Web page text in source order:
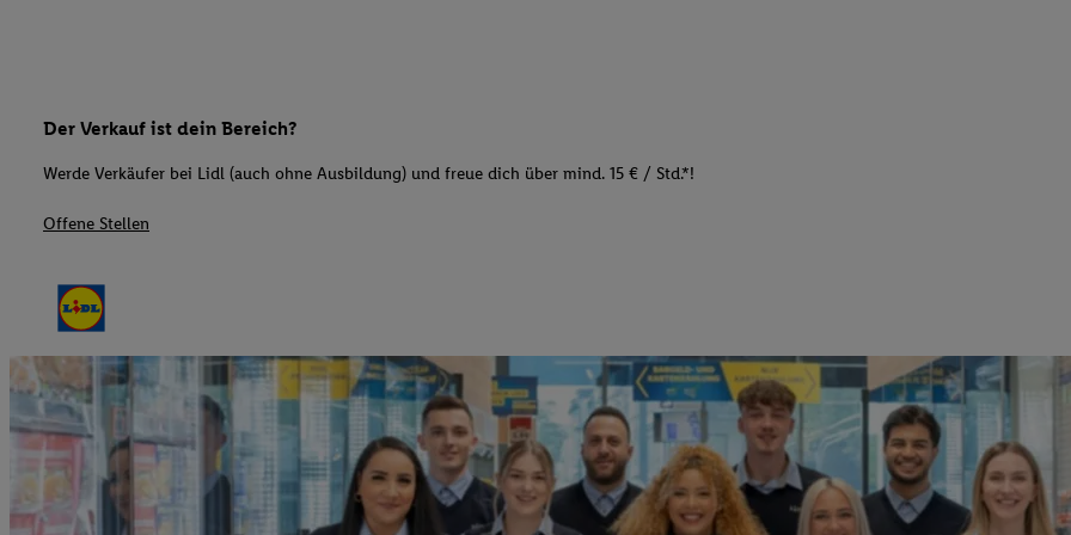
Der Verkauf ist dein Bereich?
Werde Verkäufer bei Lidl (auch ohne Ausbildung) und freue dich über mind. 15 € / Std.*!
Offene Stellen